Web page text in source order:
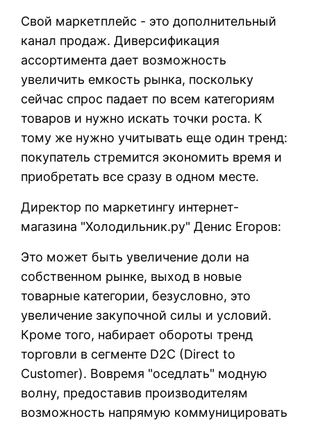
Свой маркетплейс - это дополнительный
канал продаж. Диверсификация
ассортимента дает возможность
увеличить емкость рынка, поскольку
сейчас спрос падает по всем категориям
товаров и нужно искать точки роста. К
тому же нужно учитывать еще один тренд:
покупатель стремится экономить время и
приобретать все сразу в одном месте.
Директор по маркетингу интернет-
магазина "Холодильник.ру" Денис Егоров:
Это может быть увеличение доли на
собственном рынке, выход в новые
товарные категории, безусловно, это
увеличение закупочной силы и условий.
Кроме того, набирает обороты тренд
торговли в сегменте D2C (Direct to
Customer). Вовремя "оседлать" модную
волну, предоставив производителям
возможность напрямую коммуницировать